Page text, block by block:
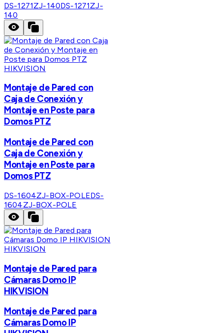
DS-1271ZJ-140DS-1271ZJ-
140
HIKVISION
Montaje de Pared con
Caja de Conexión y
Montaje en Poste para
Domos PTZ
Montaje de Pared con
Caja de Conexión y
Montaje en Poste para
Domos PTZ
DS-1604ZJ-BOX-POLEDS-
1604ZJ-BOX-POLE
HIKVISION
Montaje de Pared para
Cámaras Domo IP
HIKVISION
Montaje de Pared para
Cámaras Domo IP